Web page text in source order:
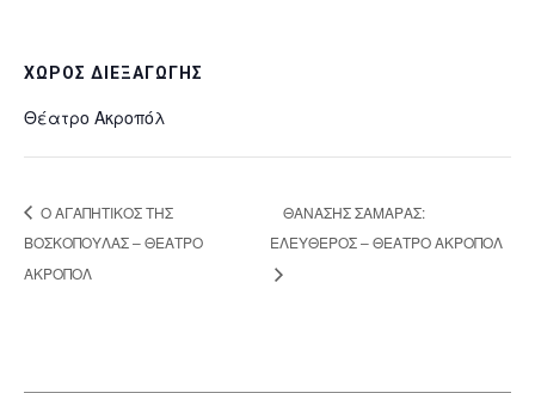
ΧΏΡΟΣ ΔΙΕΞΑΓΩΓΉΣ
Θέατρο Ακροπόλ
Ο ΑΓΑΠΗΤΙΚΟΣ ΤΗΣ
ΒΟΣΚΟΠΟΥΛΑΣ – ΘΕΑΤΡΟ
ΑΚΡΟΠΟΛ
ΘΑΝΑΣΗΣ ΣΑΜΑΡΑΣ:
ΕΛΕΥΘΕΡΟΣ – ΘΕΑΤΡΟ ΑΚΡΟΠΟΛ